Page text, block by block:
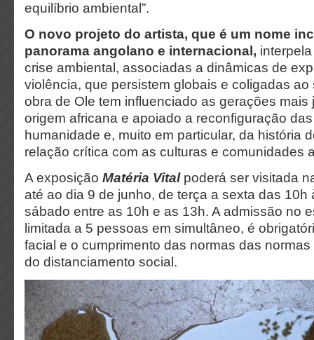
equilíbrio ambiental”.
O novo projeto do artista, que é um nome
panorama angolano e internacional,
crise ambiental, associadas a dinâmicas de
violência, que persistem globais e coligadas ao
obra de Ole tem influenciado as gerações mais
origem africana e apoiado a reconfiguração
humanidade e, muito em particular, da história
relação crítica com as culturas e comunidades
A exposição Matéria Vitalpoderá ser visitada
até ao dia 9 de junho, de terça a sexta das 10h
sábado entre as 10h e as 13h. A admissão no
limitada a 5 pessoas em simultâneo, é
facial e o cumprimento das normas das
do distanciamento social.